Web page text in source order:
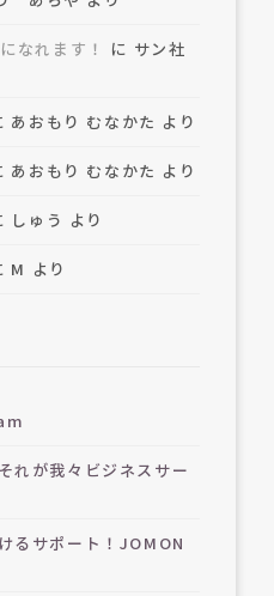
なれます！ に サン社
あおもり むなかた より
あおもり むなかた より
しゅう より
M より
れが我々ビジネスサー
るサポート！JOMON